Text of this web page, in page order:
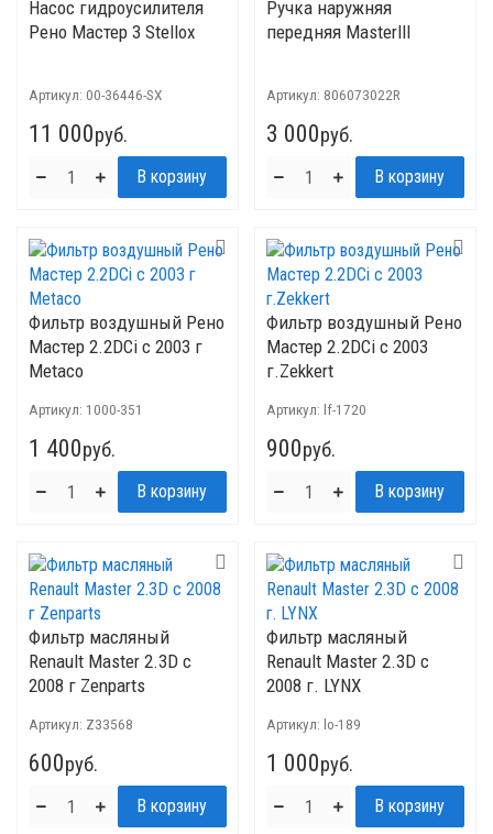
Насос гидроусилителя
Рено Мастер 3 Stellox
Артикул: 00-36446-SX
11 000руб.
Ручка наружняя
передняя Masterlll
Артикул: 806073022R
3 000руб.
Фильтр воздушный Рено
Мастер 2.2DCi с 2003 г
Metaco
Артикул: 1000-351
1 400руб.
Фильтр воздушный Рено
Мастер 2.2DCi с 2003
г.Zekkert
Артикул: lf-1720
900руб.
Фильтр масляный
Renault Master 2.3D с
2008 г Zenparts
Артикул: Z33568
600руб.
Фильтр масляный
Renault Master 2.3D с
2008 г. LYNX
Артикул: lo-189
1 000руб.